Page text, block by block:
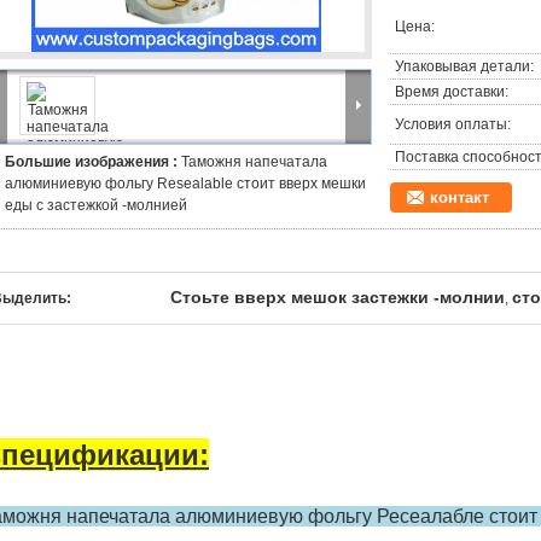
Большие изображения : Таможня напечатала
алюминиевую фольгу Resealable стоит вверх мешки
еды с застежкой -молнией
Цена:
Упаковывая детали:
Время доставки:
Условия оплаты:
Поставка
контакт
Стоьте вверх мешок застежки -молнии,
напечатала алюминиевую фольгу Ресеалабле